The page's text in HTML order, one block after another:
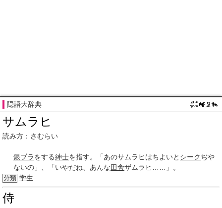
隠語大辞典
サムラヒ
読み方：さむらい
銀ブラをする紳士を指す。「あのサムラヒはちよいと シークぢや
ないの」、「いやだね、あんな田舎ザムラヒ……」。
分類 学生
侍